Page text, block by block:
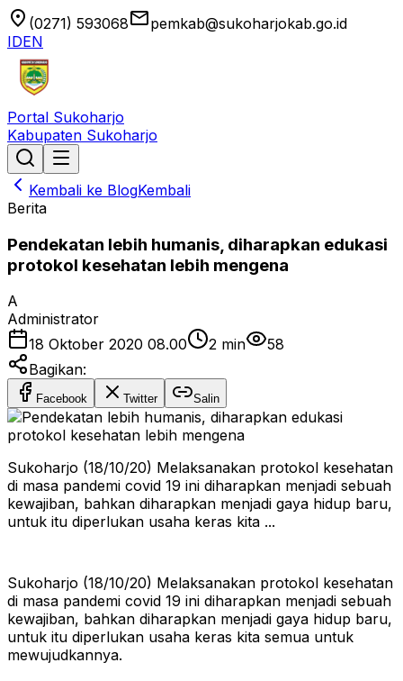
location_on (0271) 593068emailpemkab@sukoharjokab.go.id
IDEN
Portal Sukoharjo
Kabupaten Sukoharjo
Kembali ke BlogKembali
Berita
Pendekatan lebih humanis, diharapkan edukasi
protokol kesehatan lebih mengena
A
Administrator
18 Oktober 2020 08.00
2 min
58
Bagikan:
Facebook Twitter Salin
Sukoharjo (18/10/20) Melaksanakan protokol kesehatan
di masa pandemi covid 19 ini diharapkan menjadi sebuah
kewajiban, bahkan diharapkan menjadi gaya hidup baru,
untuk itu diperlukan usaha keras kita ...
Sukoharjo (18/10/20) Melaksanakan protokol kesehatan
di masa pandemi covid 19 ini diharapkan menjadi sebuah
kewajiban, bahkan diharapkan menjadi gaya hidup baru,
untuk itu diperlukan usaha keras kita semua untuk
mewujudkannya.